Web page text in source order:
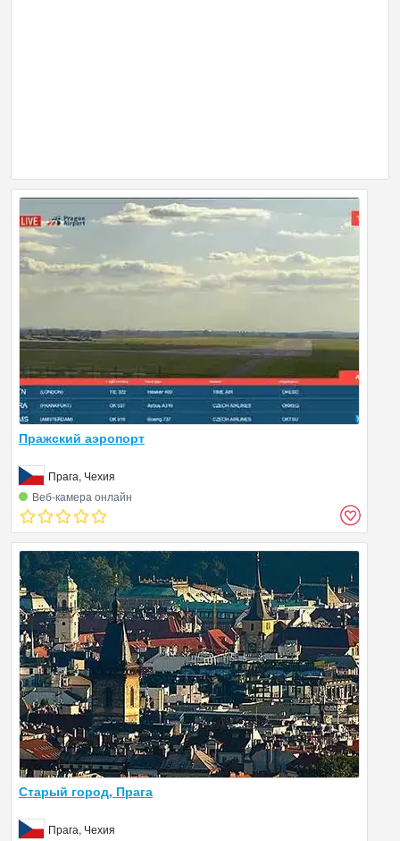
Пражский аэропорт
Прага, Чехия
Веб‑камера онлайн
Старый город, Прага
Прага, Чехия